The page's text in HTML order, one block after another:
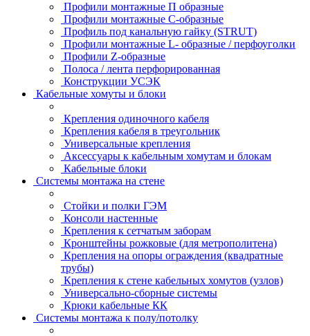
Профили монтажные П образные
Профили монтажные C-образные
Профиль под канальную гайку (STRUT)
Профили монтажные L- образные / перфоуголки
Профили Z-образные
Полоса / лента перфорированная
Конструкции УСЭК
Кабельные хомуты и блоки
Крепления одиночного кабеля
Крепления кабеля в треугольник
Универсальные крепления
Аксессуары к кабельным хомутам и блокам
Кабельные блоки
Системы монтажа на стене
Стойки и полки ГЭМ
Консоли настенные
Крепления к сетчатым заборам
Кронштейны рожковые (для метрополитена)
Крепления на опоры ограждения (квадратные
трубы)
Крепления к стене кабельных хомутов (узлов)
Универсально-сборные системы
Крюки кабельные КК
Системы монтажа к полу/потолку